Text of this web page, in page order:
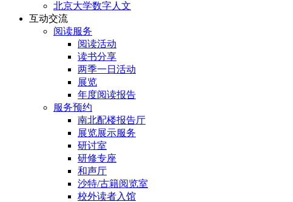
北京大学数字人文
互动交流
阅读服务
阅读活动
读书分享
两季一日活动
展览
年度阅读报告
服务预约
南北配楼报告厅
展览展示服务
研讨室
研修专座
和声厅
沙特/古籍阅览室
校外读者入馆